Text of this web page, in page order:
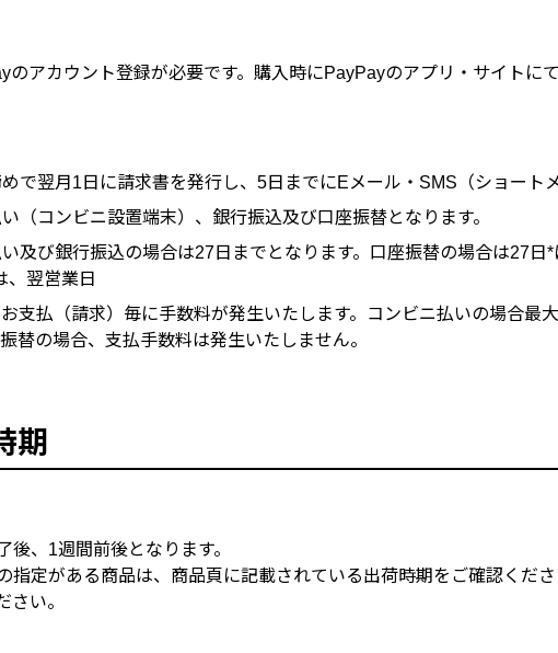
のアカウント登録が必要です。購入時にPayPayのアプリ・サイトに
で翌月1日に請求書を発行し、5日までにEメール・SMS（ショート
（コンビニ設置端末）、銀行振込及び口座振替となります。
及び銀行振込の場合は27日までとなります。口座振替の場合は27日*
、翌営業日
支払（請求）毎に手数料が発生いたします。コンビニ払いの場合最
替の場合、支払手数料は発生いたしません。
期
、1週間前後となります。
指定がある商品は、商品頁に記載されている出荷時期をご確認くだ
さい。